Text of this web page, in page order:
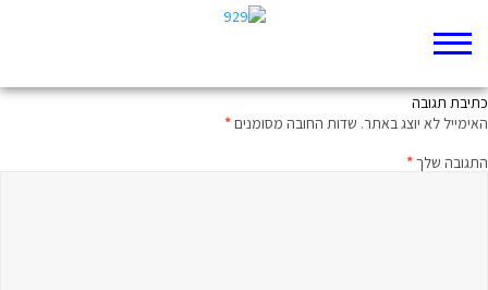
כתיבת תגובה
האימייל לא יוצג באתר. שדות החובה מסומנים*
התגובה שלך*